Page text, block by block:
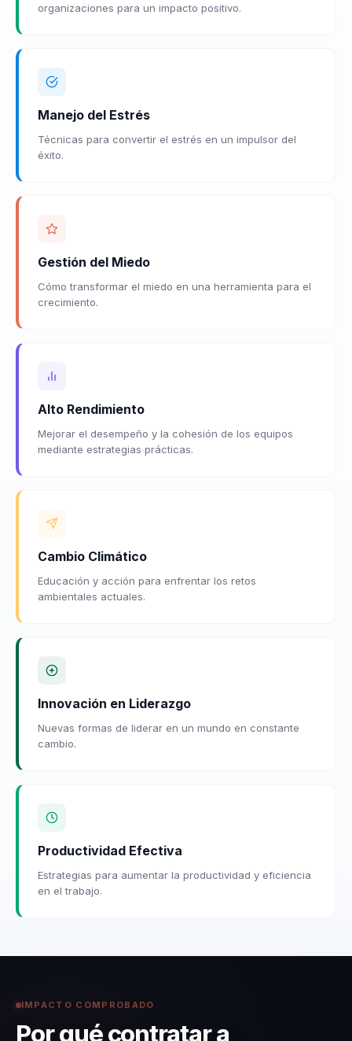
organizaciones para un impacto positivo.
Manejo del Estrés
Técnicas para convertir el estrés en un impulsor del
éxito.
Gestión del Miedo
Cómo transformar el miedo en una herramienta para el
crecimiento.
Alto Rendimiento
Mejorar el desempeño y la cohesión de los equipos
mediante estrategias prácticas.
Cambio Climático
Educación y acción para enfrentar los retos
ambientales actuales.
Innovación en Liderazgo
Nuevas formas de liderar en un mundo en constante
cambio.
Productividad Efectiva
Estrategias para aumentar la productividad y eficiencia
en el trabajo.
IMPACTO COMPROBADO
Por qué contratar a